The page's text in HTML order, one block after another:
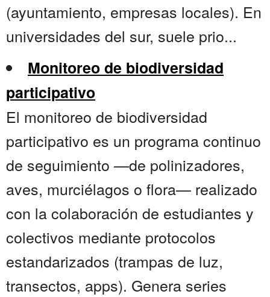
(ayuntamiento, empresas locales). En
universidades del sur, suele prio...
Monitoreo de biodiversidad
participativo
El monitoreo de biodiversidad
participativo es un programa continuo
de seguimiento —de polinizadores,
aves, murciélagos o flora— realizado
con la colaboración de estudiantes y
colectivos mediante protocolos
estandarizados (trampas de luz,
transectos, apps). Genera series